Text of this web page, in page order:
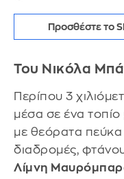
Προσθέστε το
Του Νικόλα
Περίπου 3
μέσα σε ένα
με θεόρατα πεύκα
διαδρομές,
Λίμνη